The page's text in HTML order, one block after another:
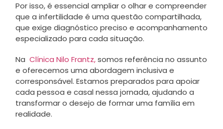
Por isso, é essencial ampliar o olhar e compreender
que a infertilidade é uma questão compartilhada,
que exige diagnóstico preciso e acompanhamento
especializado para cada situação.
Na Clínica Nilo Frantz,somos referência no assunto
e oferecemos uma abordagem inclusiva e
corresponsável. Estamos preparados para apoiar
cada pessoa e casal nessa jornada, ajudando a
transformar o desejo de formar uma família em
realidade.